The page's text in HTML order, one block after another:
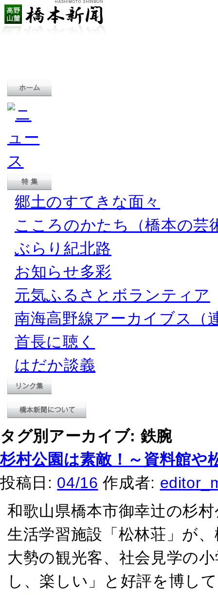
郷土のすてきな面々
こころのかたち（橋本の芸
ぶらり紀北路
お知らせ多彩
元気ふるさとボランティア
南海高野線アーカイブス（
首長に聴く
はだか談義
タグ別アーカイブ: 鉄腕
杉村公園は素敵！～資料館や
投稿日: 04/16 作成者:
和歌山県橋本市御幸辻の杉
生活学習施設「松林荘」が
大勢の観光客、社会見学の
し、楽しい」と好評を博し